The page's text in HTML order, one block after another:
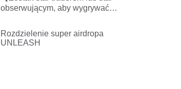
traderów/obserwujących
obserwującym, aby wygrywać
opublikowano rankingi star
traderów/obserwujących
Rozdzielenie super airdropa
UNLEASH